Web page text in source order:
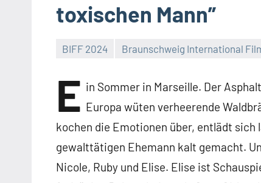
toxischen Mann”
BIFF 2024 Braunschweig International
E in Sommer in Marseille. Der
Europa wüten verheerende
kochen die Emotionen über, entlädt
gewalttätigen Ehemann kalt gemacht.
Nicole, Ruby und Elise. Elise ist